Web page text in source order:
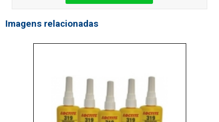
Imagens relacionadas